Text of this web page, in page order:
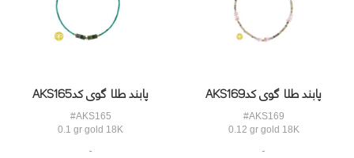
پابند طلا گوی کدAKS169
#AKS169
0.12 gr gold 18K
پابند طلا گوی کدAKS165
#AKS165
0.1 gr gold 18K